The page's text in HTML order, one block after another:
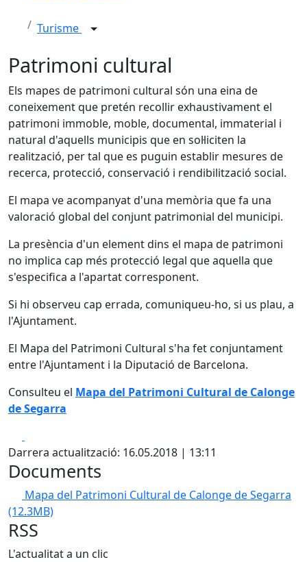
Turisme
Patrimoni cultural
Els mapes de patrimoni cultural són una eina de
coneixement que pretén recollir exhaustivament el
patrimoni immoble, moble, documental, immaterial i
natural d'aquells municipis que en sol·liciten la
realització, per tal que es puguin establir mesures de
recerca, protecció, conservació i rendibilització social.
El mapa ve acompanyat d'una memòria que fa una
valoració global del conjunt patrimonial del municipi.
La presència d'un element dins el mapa de patrimoni
no implica cap més protecció legal que aquella que
s'especifica a l'apartat corresponent.
Si hi observeu cap errada, comuniqueu-ho, si us plau, a
l'Ajuntament.
El Mapa del Patrimoni Cultural s'ha fet conjuntament
entre l'Ajuntament i la Diputació de Barcelona.
Consulteu el Mapa del Patrimoni Cultural de Calonge
de Segarra
Darrera actualització: 16.05.2018 | 13:11
Documents
Mapa del Patrimoni Cultural de Calonge de Segarra
(12.3MB)
RSS
L'actualitat a un clic